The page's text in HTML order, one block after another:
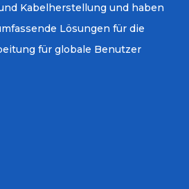
Kabelherstellung und haben
Lösungen für die
für globale Benutzer